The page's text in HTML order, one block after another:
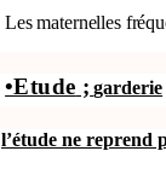
Les maternelles
•Etude ; garderie
l’étude ne reprend